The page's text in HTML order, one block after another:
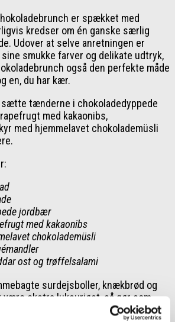
er spækket med
kredser om én ganske særlig
Udover at selve anretningen er
smukke farver og delikate udtryk,
også den perfekte måde
en, du har kær.
sætte tænderne i chokoladedyppede
med kakaonibs,
med hjemmelavet chokolademüsli
jordbær
med kakaonibs
chokolademüsli
ost og trøffelsalami
surdejsboller, knækbrød og
være ekstra luksuriøst, så gør som
det fint på et træbræt eller dit